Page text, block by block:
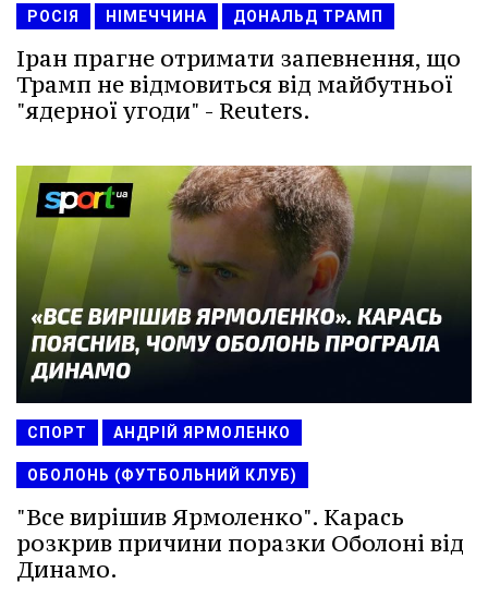
РОСІЯ НІМЕЧЧИНА ДОНАЛЬД ТРАМП
Іран прагне отримати запевнення, що
Трамп не відмовиться від майбутньої
"ядерної угоди" - Reuters.
СПОРТ АНДРІЙ ЯРМОЛЕНКО
ОБОЛОНЬ (ФУТБОЛЬНИЙ КЛУБ)
"Все вирішив Ярмоленко". Карась
розкрив причини поразки Оболоні від
Динамо.